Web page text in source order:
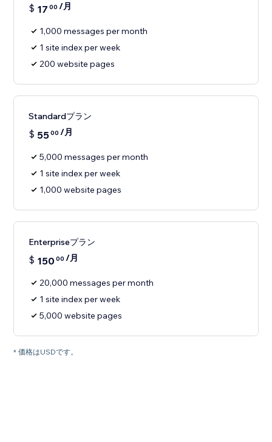
$ 17 00 /月
1,000 messages per month
1 site index per week
200 website pages
Standardプラン
$ 5500 /月
5,000 messages per month
1 site index per week
1,000 website pages
Enterpriseプラン
$ 150 00 /月
20,000 messages per month
1 site index per week
5,000 website pages
* 価格はUSDです。